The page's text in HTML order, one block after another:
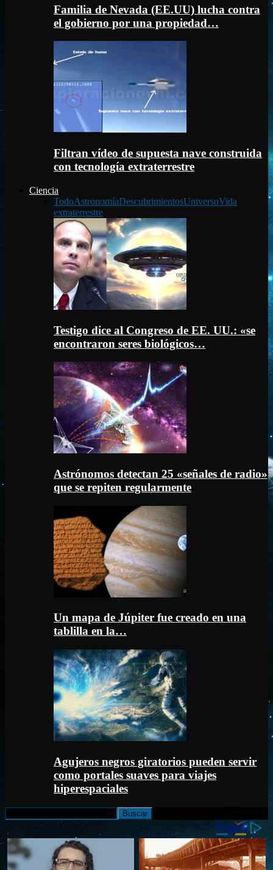
Familia de Nevada (EE.UU) lucha contra
el gobierno por una propiedad…
Filtran vídeo de supuesta nave construida
con tecnología extraterrestre
Ciencia
TodoAstronomíaDescubrimientosUniversoVida
extraterrestre
Testigo dice al Congreso de EE. UU.: «se
encontraron seres biológicos…
Astrónomos detectan 25 «señales de radio»
que se repiten regularmente
Un mapa de Júpiter fue creado en una
tablilla en la…
Agujeros negros giratorios pueden servir
como portales suaves para viajes
hiperespaciales